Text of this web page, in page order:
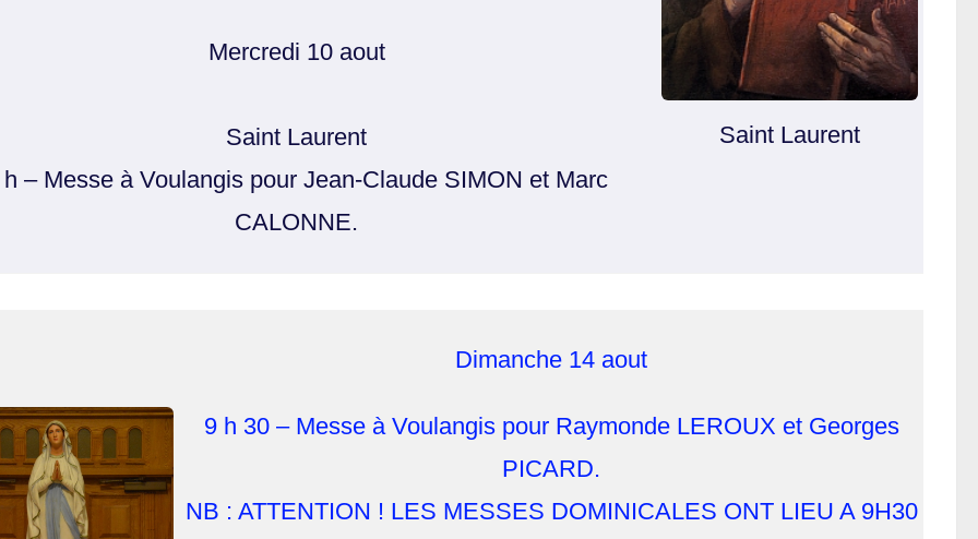
Mercredi 10 aout
Saint Laurent
– Messe à Voulangis pour Jean-Claude SIMON et Marc
CALONNE.
Saint Laurent
Dimanche 14 aout
9 h 30 – Messe à Voulangis pour Raymonde LEROUX et Georges
PICARD.
NB : ATTENTION ! LES MESSES DOMINICALES ONT LIEU A 9H30